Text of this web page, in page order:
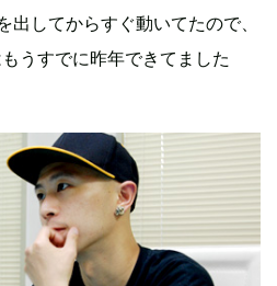
出してからすぐ動いてたので、
うすでに昨年できてました